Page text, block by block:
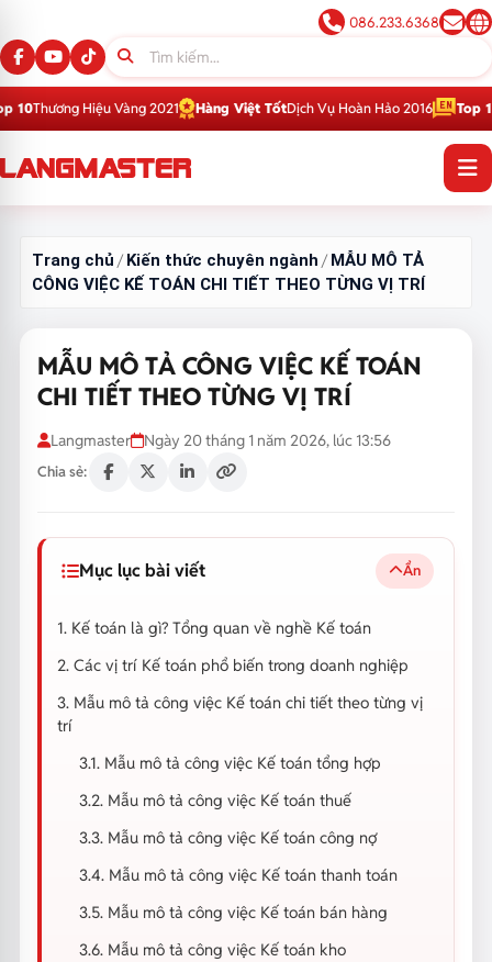
086.233.6368
Vàng 2021 Hàng Việt TốtDịch Vụ Hoàn Hảo 2016 Top 1Thương Hiệu
Trang chủ /Kiến thức chuyên ngành /MẪU MÔ TẢ
CÔNG VIỆC KẾ TOÁN CHI TIẾT THEO TỪNG VỊ TRÍ
MẪU MÔ TẢ CÔNG VIỆC KẾ TOÁN
CHI TIẾT THEO TỪNG VỊ TRÍ
Langmaster Ngày 20 tháng 1 năm 2026, lúc 13:56
Chia sẻ:
Mục lục bài viết Ẩn
1. Kế toán là gì? Tổng quan về nghề Kế toán
2. Các vị trí Kế toán phổ biến trong doanh nghiệp
3. Mẫu mô tả công việc Kế toán chi tiết theo từng vị
trí
3.1. Mẫu mô tả công việc Kế toán tổng hợp
3.2. Mẫu mô tả công việc Kế toán thuế
3.3. Mẫu mô tả công việc Kế toán công nợ
3.4. Mẫu mô tả công việc Kế toán thanh toán
3.5. Mẫu mô tả công việc Kế toán bán hàng
3.6. Mẫu mô tả công việc Kế toán kho